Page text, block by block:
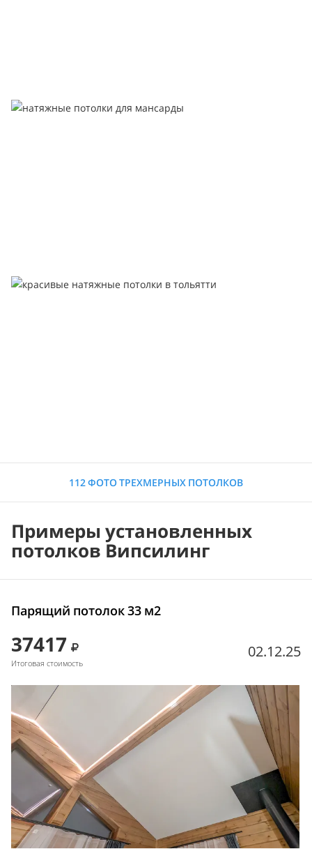
112 ФОТО ТРЕХМЕРНЫХ ПОТОЛКОВ
Примеры установленных
потолков Випсилинг
Парящий потолок 33 м2
37417
Итоговая стоимость
02.12.25